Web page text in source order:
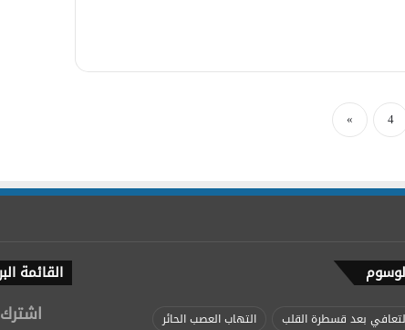
4
»
بعد قسطرة القلب
التهاب العصب الحائر
القائمة